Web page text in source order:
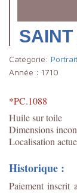
Catégorie:
Année : 1710
*PC.1088
Huile sur toile
Dimensions
Localisation
Historique :
Paiement inscrit